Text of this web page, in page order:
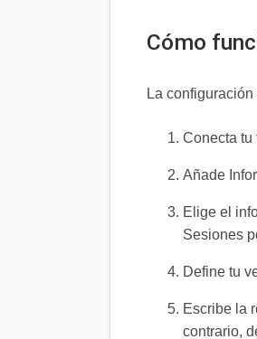
Cómo
La
Conecta tu
Añade
Elige el
Sesiones
Define tu
Escribe la
contrario,